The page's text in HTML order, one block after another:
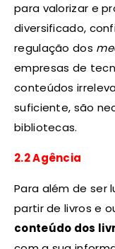
para valorizar e
diversificado,
regulação dos
empresas de
conteúdos
suficiente, são
bibliotecas.
2.2 Agência
Para além de ser
partir de livros e
conteúdo dos